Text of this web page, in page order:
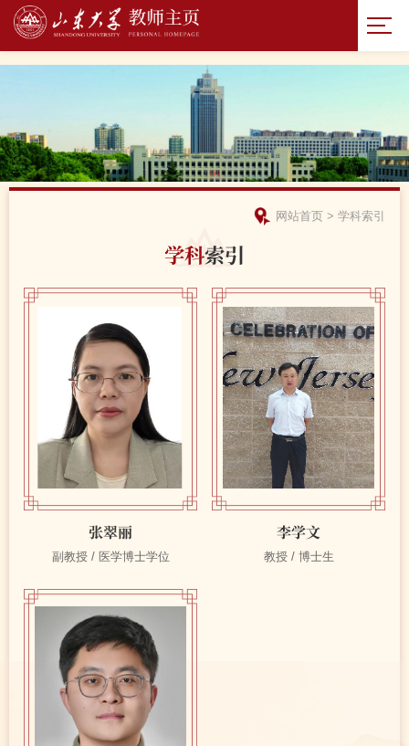
网站首页 > 学科索引
学科索引
张翠丽
副教授 / 医学博士学位
李学文
教授 / 博士生